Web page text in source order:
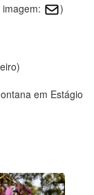
)
em Estágio